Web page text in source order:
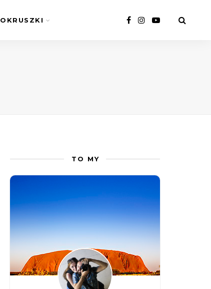
OKRUSZKI
TO MY